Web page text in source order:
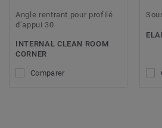
Angle rentrant pour profilé
d’appui 30
INTERNAL CLEAN ROOM
CORNER
Comparer